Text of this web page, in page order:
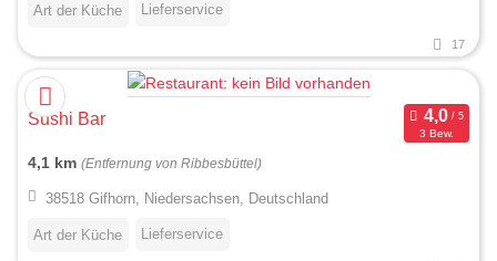
Art der Küche Lieferservice
17
Sushi Bar
3 Bew.
4,1 km (Entfernung von Ribbesbüttel)
38518 Gifhorn, Niedersachsen, Deutschland
Art der Küche Lieferservice